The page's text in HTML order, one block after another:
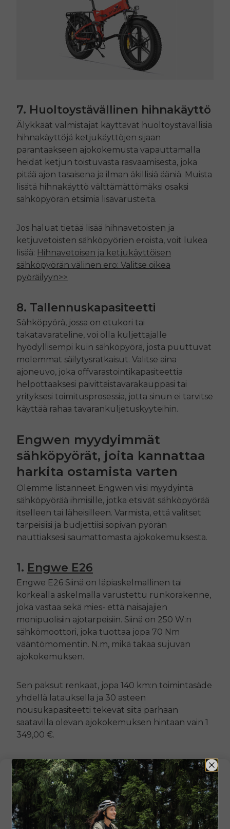
7. Huoltoystävällinen hihnakäyttö
Älykkäät valmistajat käyttävät huoltoystävällisiä
hihnakäyttöjä ketjukäyttöjen sijaan
parantaakseen ajokokemusta vapauttamalla
heidät ketjun toistuvasta rasvaamisesta, joka
pitää ajon tasaisena ja ilman äkillisiä ääniä. Muista
lisätä hihnakäyttö välttämättömäksi osaksi
sähköpyörän etsimiä lisävarusteita.
Jos haluat tietää lisää hihnavetoisten ja
ketjuvetoisten sähköpyörien eroista, voit lukea
lisää: Hihnavetoisen ja ketjukäyttöisen
sähköpyörän välinen ero: Valitse oikea
pyöräilyyn>>
8. Tallennuskapasiteetti
Sähköpyörä, jossa on etukori tai
takatavarateline, voi olla kuljettajalle
hyödyllisempi kuin sähköpyörä, josta puuttuvat
molemmat säilytysratkaisut. Valitse aina
ajoneuvo, joka offvarastointikapasiteettia
helpottaaksesi päivittäistavarakauppasi tai
yrityksesi toimitusprosessia, jotta sinun ei tarvitse
käyttää rahaa tavarankuljetuskyyteihin.
Engwen myydyimmät
sähköpyörät, joita kannattaa
harkita ostamista varten
Olemme listanneet Engwen viisi myydyintä
sähköpyörää ihmisille, jotka etsivät sähköpyörää
itselleen tai läheisilleen. Varmista, että valitset
tarpeisiisi ja budjettiisi sopivan pyörän
nauttiaksesi saumattomasta ajokokemuksesta.
1. Engwe E26
Engwe E26 Siinä on läpiaskelmallinen tai
korkealla askelmalla varustettu runkorakenne,
joka vastaa sekä mies- että naisajajien
monipuolisiin ajotarpeisiin. Siinä on 250 W:n
sähkömoottori, joka tuottaa jopa 70 Nm
vääntömomentin. N.m, mikä takaa sujuvan
ajokokemuksen.
Sen paksut renkaat, jopa 140 km:n toimintasäde
yhdellä latauksella ja 30 asteen
nousukapasiteetti tekevät siitä parhaan
saatavilla olevan ajokokemuksen hintaan vain 1
349,00 €.